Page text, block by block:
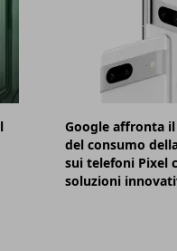
Google affronta
del consumo
sui telefoni Pixel
soluzioni